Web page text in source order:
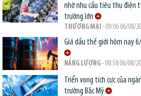
nhờ nhu cầu tiêu thụ điện
trường lớn
THƯƠNG MẠI - 09:06 06/08/
Giá dầu thế giới hôm nay
NĂNG LƯỢNG - 08:58 06/08/
Triển vọng tích cực của
trường Bắc Mỹ